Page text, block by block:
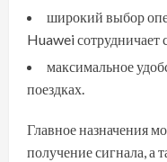
широкий выбор
Huawei сотрудничает
максимальное
поездках.
Главное назначения
получение сигнала, а